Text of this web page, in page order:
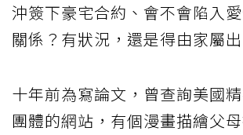
沖簽下豪宅合約、會不會陷入
關係？有狀況，還是得由家屬
十年前為寫論文，曾查詢美國
團體的網站，有個漫畫描繪父